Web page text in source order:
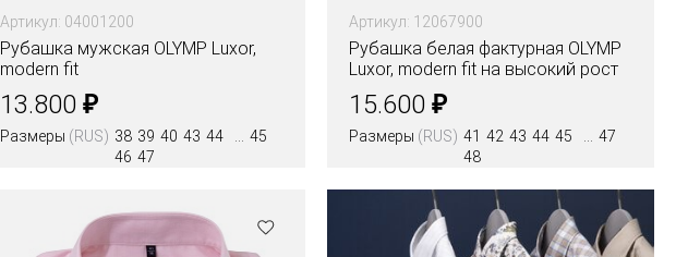
Артикул: 04001200
Рубашка мужская OLYMP Luxor,
modern fit
13.800 ₽
Размеры (RUS) 38 39 40 43 44
45
46 47
Артикул: 12067900
Рубашка белая фактурная OLYMP
Luxor, modern fit на высокий рост
15.600 ₽
Размеры (RUS) 41 42 43 44 45
47
48
Цвета